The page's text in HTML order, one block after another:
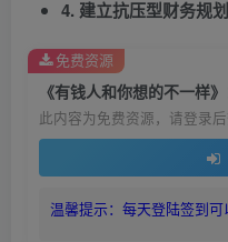
4. 建立抗压型财务规
此内容为免费资源，请登录
温馨提示：每天登陆签到可
免费资源